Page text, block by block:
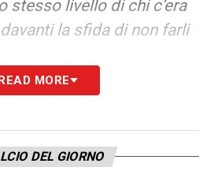
stesso livello di chi c’era
la sfida di non farli
SUI NERAZZURRI SU
NOSTRE TOP NEWS
MORE
DEL GIORNO